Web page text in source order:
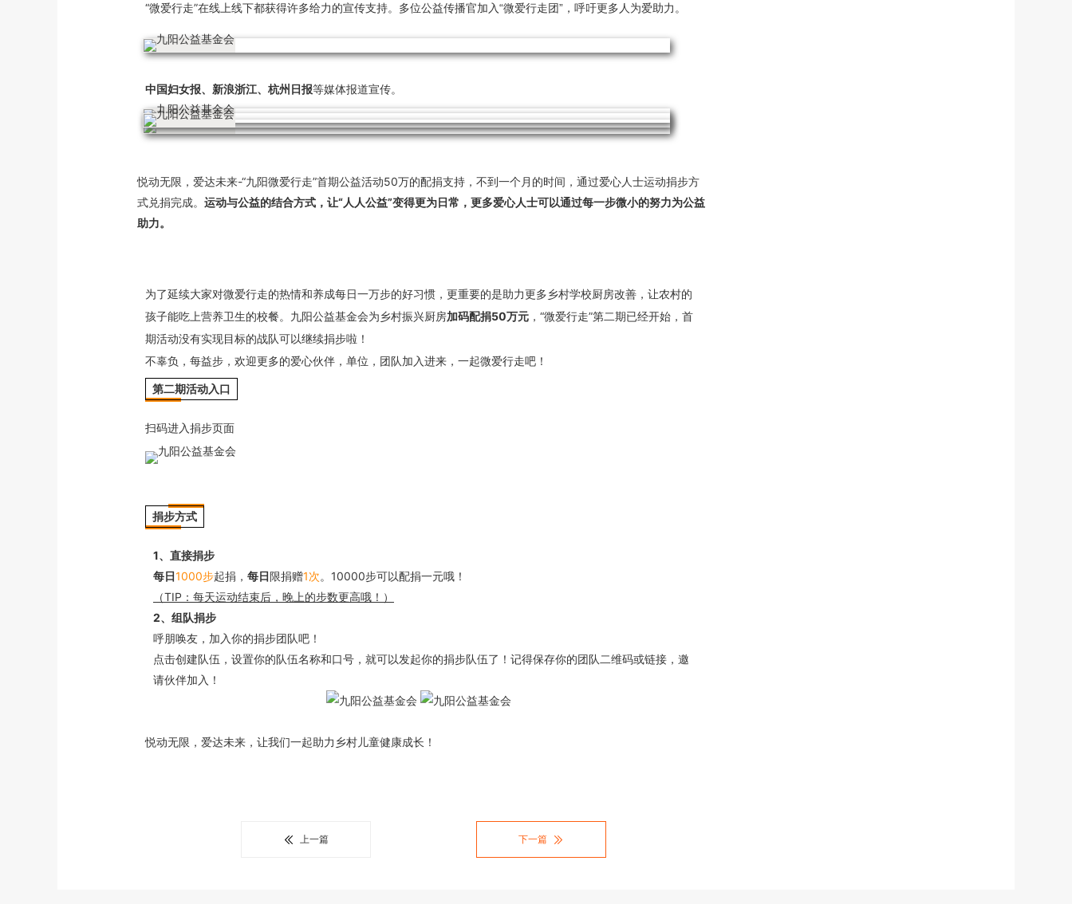
“微爱行走”在线上线下都获得许多给力的宣传支持。 多位公益传播官加入“微爱行走团”，呼吁更多人为爱助力。
中国妇女报、新浪浙江、杭州日报等媒体报道宣传。
悦动无限，爱达未来-“九阳微爱行走”首期公益活动50万的配捐支持， 不到一个月的时间，通过爱心人士运动捐步方
式兑捐完成。 运动与公益的结合方式，让“人人公益”变得更为日常，更多爱心人士可以通过每一步微小的努力为公益
助力。
为了延续大家对微爱行走的热情和养成每日一万步的好习惯，更重要的是助力更多乡村学校厨房改善，让农村的
孩子能吃上营养卫生的校餐。九阳公益基金会为乡村振兴厨房加码配捐50万元 ，“微爱行走”第二期已经开始，首
期活动没有实现目标的战队可以继续捐步啦！
不辜负，每益步，欢迎更多的爱心伙伴，单位，团队加入进来，一起微爱行走吧！
第二期活动入口
扫码进入捐步页面
捐步方式
1、直接捐步
每日1000步起捐， 每日限捐赠1次。10000步可以配捐一元哦！
（TIP：每天运动结束后，晚上的步数更高哦！）
2、组队捐步
呼朋唤友，加入你的捐步团队吧！
点击创建队伍，设置你的队伍名称和口号，就可以发起你的捐步队伍了！记得保存你的团队二维码或链接，邀
请伙伴加入！
悦动无限，爱达未来，让我们一起助力乡村儿童健康成长！
上一篇 下一篇